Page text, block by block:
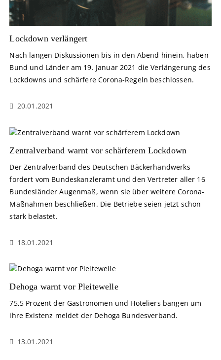
Lockdown verlängert
Nach langen Diskussionen bis in den Abend hinein, haben
Bund und Länder am 19. Januar 2021 die Verlängerung des
Lockdowns und schärfere Corona-Regeln beschlossen.
20.01.2021
Zentralverband warnt vor schärferem Lockdown
Der Zentralverband des Deutschen Bäckerhandwerks
fordert vom Bundeskanzleramt und den Vertreter aller 16
Bundesländer Augenmaß, wenn sie über weitere Corona-
Maßnahmen beschließen. Die Betriebe seien jetzt schon
stark belastet.
18.01.2021
Dehoga warnt vor Pleitewelle
75,5 Prozent der Gastronomen und Hoteliers bangen um
ihre Existenz meldet der Dehoga Bundesverband.
13.01.2021